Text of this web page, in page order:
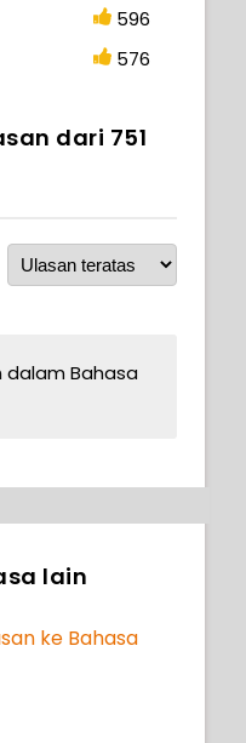
596
576
dari 751
dalam Bahasa
lain
ke Bahasa